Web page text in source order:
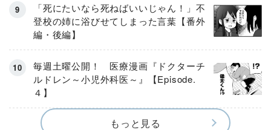
「死にたいなら死ねばいいじゃん！」不
登校の姉に浴びせてしまった言葉【番外
編・後編】
毎週土曜公開！ 医療漫画『ドクターチ
ルドレン～小児外科医～』【Episode.
４】
もっと見る